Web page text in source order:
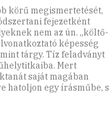
körű megismertetését,
fejezetként
nem az ún. „költő-
képesség
mint tárgy. Tíz feladványt
Mert
saját magában
hatoljon egy írásműbe, s